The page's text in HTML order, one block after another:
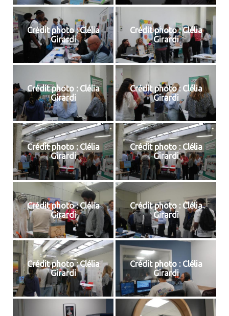
Crédit photo : Clélia
Girardi
Crédit photo : Clélia
Girardi
Crédit photo : Clélia
Girardi
Crédit photo : Clélia
Girardi
Crédit photo : Clélia
Girardi
Crédit photo : Clélia
Girardi
Crédit photo : Clélia
Girardi
Crédit photo : Clélia
Girardi
Crédit photo : Clélia
Girardi
Crédit photo : Clélia
Girardi